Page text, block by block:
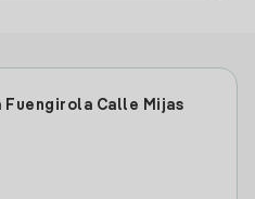
Calle Mijas